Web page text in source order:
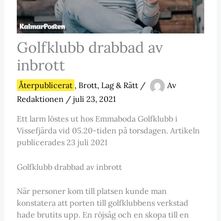
Golfklubb drabbad av
inbrott
Återpublicerat , Brott, Lag & Rätt/
Av
Redaktionen / juli 23, 2021
Ett larm löstes ut hos Emmaboda Golfklubb i
Vissefjärda vid 05.20-tiden på torsdagen. Artikeln
publicerades 23 juli 2021
Golfklubb drabbad av inbrott
När personer kom till platsen kunde man
konstatera att porten till golfklubbens verkstad
hade brutits upp. En röjsåg och en skopa till en